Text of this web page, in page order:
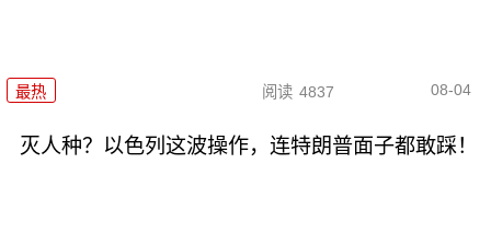
最热 阅读 4837 08-04
灭人种？以色列这波操作，连特朗普面子都敢踩！